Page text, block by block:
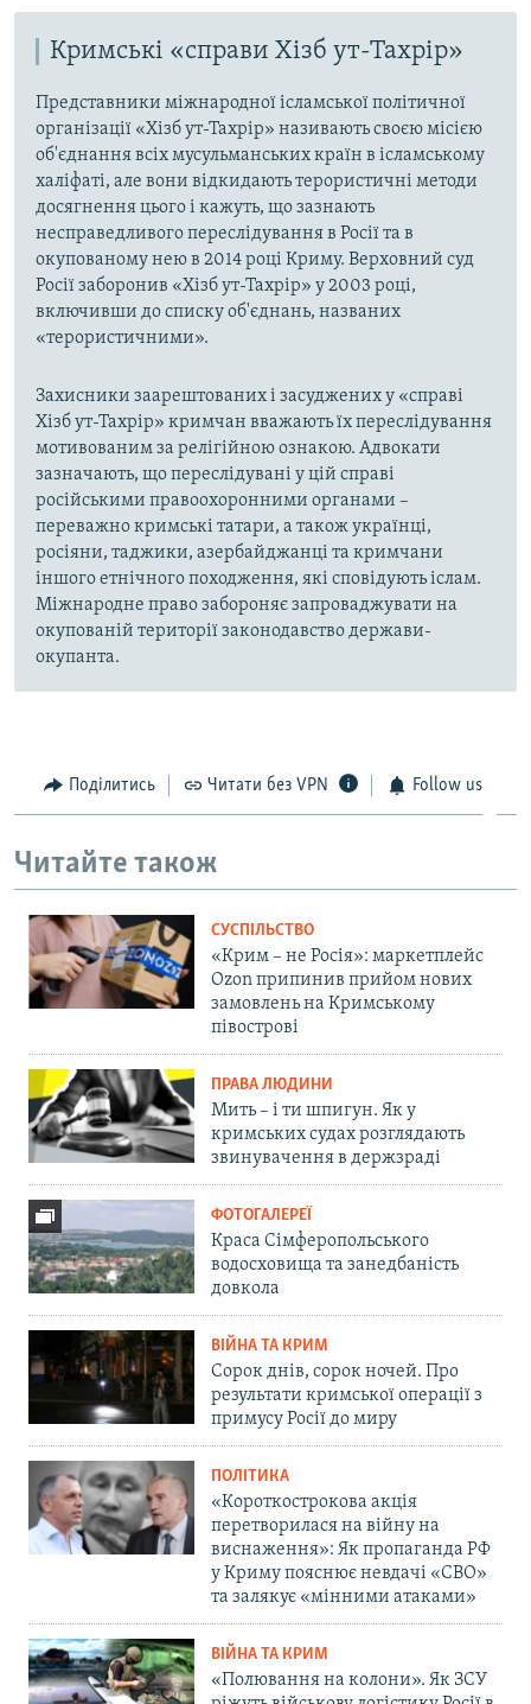
Кримські «справи Хізб ут-Тахрір»
Представники міжнародної ісламської політичної
організації «Хізб ут-Тахрір» називають своєю місією
об'єднання всіх мусульманських країн в ісламському
халіфаті, але вони відкидають терористичні методи
досягнення цього і кажуть, що зазнають
несправедливого переслідування в Росії та в
окупованому нею в 2014 році Криму. Верховний суд
Росії заборонив «Хізб ут-Тахрір» у 2003 році,
включивши до списку об'єднань, названих
«терористичними».
Захисники заарештованих і засуджених у «справі
Хізб ут-Тахрір» кримчан вважають їх переслідування
мотивованим за релігійною ознакою. Адвокати
зазначають, що переслідувані у цій справі
російськими правоохоронними органами –
переважно кримські татари, а також українці,
росіяни, таджики, азербайджанці та кримчани
іншого етнічного походження, які сповідують іслам.
Міжнародне право забороняє запроваджувати на
окупованій території законодавство держави-
окупанта.
Поділитись Читати без VPN Follow us
Читайте також
СУСПІЛЬСТВО
«Крим – не Росія»: маркетплейс
Ozon припинив прийом нових
замовлень на Кримському
півострові
ПРАВА ЛЮДИНИ
Мить – і ти шпигун. Як у
кримських судах розглядають
звинувачення в держзраді
ФОТОГАЛЕРЕЇ
Краса Сімферопольського
водосховища та занедбаність
довкола
ВІЙНА ТА КРИМ
Сорок днів, сорок ночей. Про
результати кримської операції з
примусу Росії до миру
ПОЛІТИКА
«Короткострокова акція
перетворилася на війну на
виснаження»: Як пропаганда РФ
у Криму пояснює невдачі «СВО»
та залякує «мінними атаками»
ВІЙНА ТА КРИМ
«Полювання на колони». Як ЗСУ